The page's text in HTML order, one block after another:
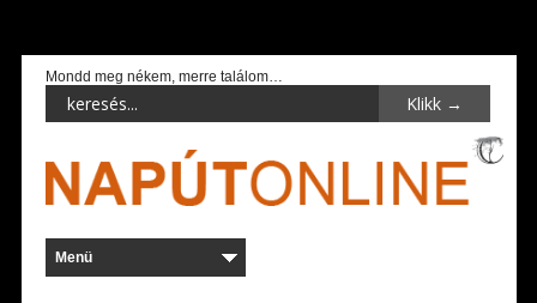
Mondd meg nékem, merre találom…